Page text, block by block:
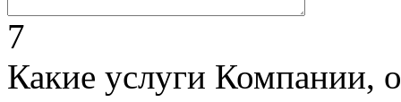
7
Какие услуги Компании,